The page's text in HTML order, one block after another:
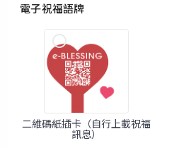
電子祝福語牌
二維碼紙插卡（自行上載祝福
訊息）